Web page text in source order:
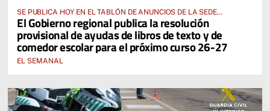
SE PUBLICA HOY EN EL TABLÓN DE ANUNCIOS DE LA SEDE
ELECTRÓNICA DE LA JUNTA DE COMUNIDADES Y EN EL PORTAL DE
EDUCACIÓN DE CASTILLA-LA MANCHA
El Gobierno regional publica la resolución
provisional de ayudas de libros de texto y de
comedor escolar para el próximo curso 26-27
EL SEMANAL